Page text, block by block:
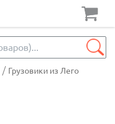
/ Грузовики из Лего